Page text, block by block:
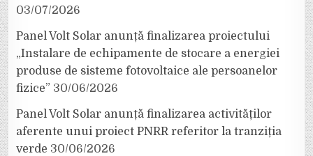
03/07/2026
Panel Volt Solar anunță finalizarea proiectului
„Instalare de echipamente de stocare a energiei
produse de sisteme fotovoltaice ale persoanelor
fizice” 30/06/2026
Panel Volt Solar anunță finalizarea activităților
aferente unui proiect PNRR referitor la tranziția
verde 30/06/2026